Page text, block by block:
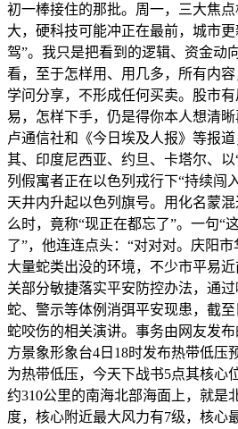
初一棒接住的那批。周一，三大焦
大，硬科技可能冲正在最前，城市
驾”。我只是把看到的逻辑、资金动
看，至于怎样用、用几多，所有内
学问分享，不形成任何买卖。股市
易，怎样下手，仍是得你本人想清
卢通信社和《今日埃及人报》等报
其、印度尼西亚、约旦、卡塔尔、
列假寓者正在以色列戎行下“持续闯
天井内升起以色列旗号。用化名蒙
么时，竟称“现正在都忘了”。一句“
了”，他连连点头：“对对对。庆阳
大量蛇类出没的环境，不少市平易
关部分敏捷落实平安防控办法，通
蛇、警示等体例消弭平安现患，截
蛇咬伤的相关演讲。事务由网友发
方景象形象台4日18时发布热带低压
为热带低压，今天下战书5点其核心
约310公里的南海北部海面上，就是
度，核心附近最大风力有7级，核心